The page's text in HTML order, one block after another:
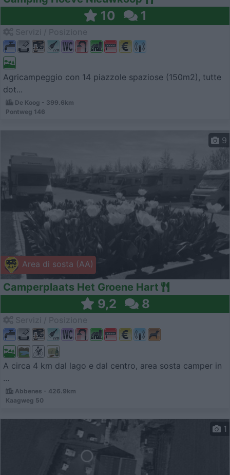
10 1
Agricampeggio con 14 piazzole spaziose (150m2), tutte
dot...
De Koog - 399.6km
Pontweg 146
Area di sosta (AA)
9
Camperplaats Het Groene Hart
9,2 8
A circa 4 km dal lago e dal centro, area sosta camper in
...
Abbenes - 426.9km
Kaagweg 50
1